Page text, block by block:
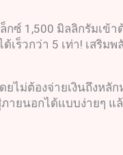
กซ์ 1,500 มิลลิกรัมเข้
ร็วกว่า 5 เท่า! เสริมพ
ไม่ต้องจ่ายเงินถึงหลั
ยนอกได้แบบง่ายๆ แ